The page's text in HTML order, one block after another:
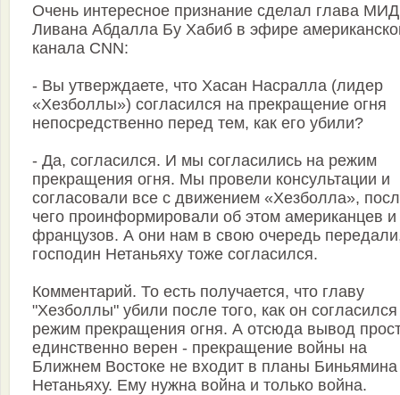
Очень интересное признание сделал глава МИД
Ливана Абдалла Бу Хабиб в эфире
канала CNN:
- Вы утверждаете, что Хасан Насралла (лидер
«Хезболлы») согласился на прекращение огня
непосредственно перед тем, как его убили?
- Да, согласился. И мы согласились на режим
прекращения огня. Мы провели консультации и
согласовали все с движением «Хезболла»,
чего проинформировали об этом американцев и
французов. А они нам в свою очередь
господин Нетаньяху тоже согласился.
Комментарий. То есть получается, что главу
"Хезболлы" убили после того, как он
режим прекращения огня. А отсюда вывод
единственно верен - прекращение войны на
Ближнем Востоке не входит в планы Биньямина
Нетаньяху. Ему нужна война и только война.